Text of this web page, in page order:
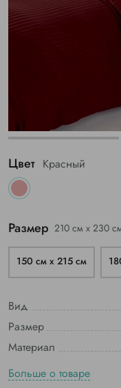
Цвет Красный
Размер 210 см х 230
150 см х 215 см
Вид
Размер
Материал
Больше о товаре